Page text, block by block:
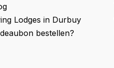
Lodges in Durbuy
bestellen?